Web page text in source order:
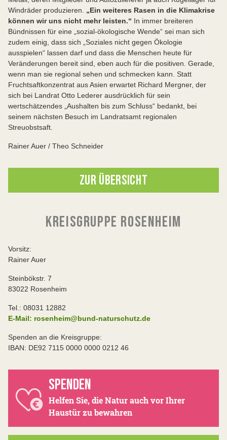
Windräder produzieren. „Ein weiteres Rasen in die Klimakrise
können wir uns nicht mehr leisten.“ In immer breiteren
Bündnissen für eine „sozial-ökologische Wende“ sei man sich
zudem einig, dass sich „Soziales nicht gegen Ökologie
ausspielen“ lassen darf und dass die Menschen heute für
Veränderungen bereit sind, eben auch für die positiven. Gerade,
wenn man sie regional sehen und schmecken kann. Statt
Fruchtsaftkonzentrat aus Asien erwartet Richard Mergner, der
sich bei Landrat Otto Lederer ausdrücklich für sein
wertschätzendes „Aushalten bis zum Schluss“ bedankt, bei
seinem nächsten Besuch im Landratsamt regionalen
Streuobstsaft.
Rainer Auer / Theo Schneider
ZUR ÜBERSICHT
KREISGRUPPE ROSENHEIM
Vorsitz:
Rainer Auer
Steinbökstr. 7
83022 Rosenheim
Tel.: 08031 12882
E-Mail: rosenheim@bund-naturschutz.de
Spenden an die Kreisgruppe:
IBAN: DE92 7115 0000 0000 0212 46
SPENDEN
Helfen Sie, die Natur auch vor Ihrer
Haustür zu bewahren